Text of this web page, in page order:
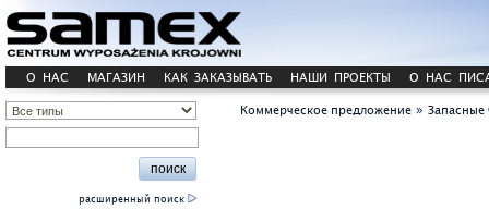
О НАС МАГАЗИН КАК ЗАКАЗЫВАТЬ НАШИ ПРОЕКТЫ О НАС
расширенный поиск
Коммерческое предложение » Запасные